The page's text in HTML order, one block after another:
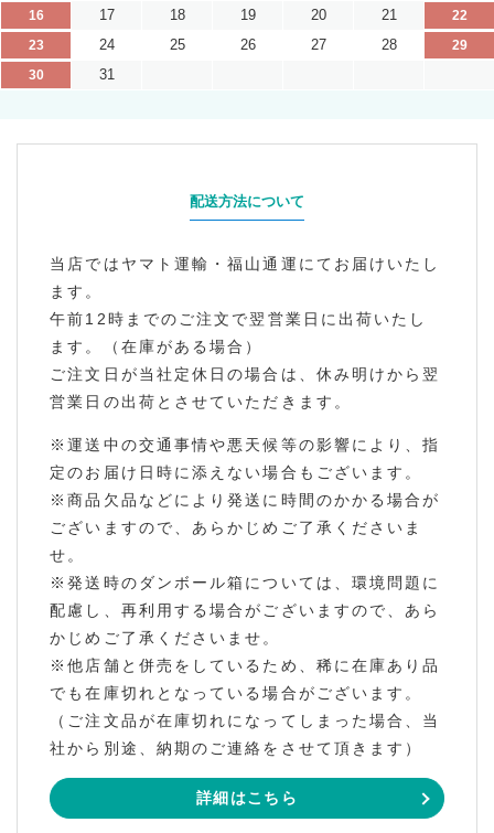
16 17 18 19 20 21
22
23
24 25 26 27 28
29
30
31
配送方法について
当店ではヤマト運輸・福山通運にてお届けいたし
ます。
午前12時までのご注文で翌営業日に出荷いたし
ます。（在庫がある場合）
ご注文日が当社定休日の場合は、休み明けから翌
営業日の出荷とさせていただきます。
※運送中の交通事情や悪天候等の影響により、指
定のお届け日時に添えない場合もございます。
※商品欠品などにより発送に時間のかかる場合が
ございますので、あらかじめご了承くださいま
せ。
※発送時のダンボール箱については、環境問題に
配慮し、再利用する場合がございますので、あら
かじめご了承くださいませ。
※他店舗と併売をしているため、稀に在庫あり品
でも在庫切れとなっている場合がございます。
（ご注文品が在庫切れになってしまった場合、当
社から別途、納期のご連絡をさせて頂きます）
詳細はこちら